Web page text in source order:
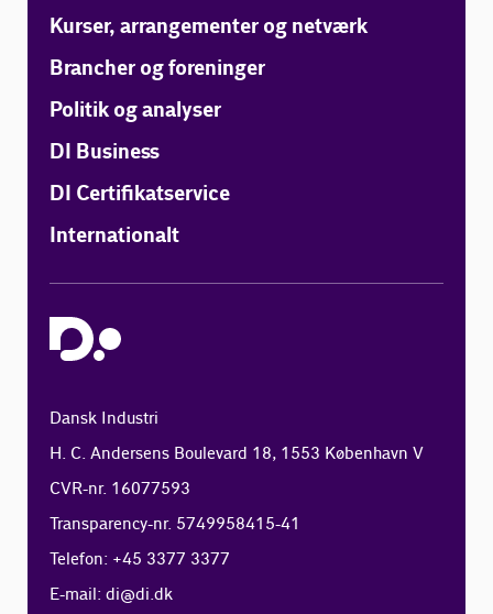
Kurser, arrangementer og netværk
Brancher og foreninger
Politik og analyser
DI Business
DI Certifikatservice
Internationalt
Dansk Industri
H. C. Andersens Boulevard 18, 1553 København V
CVR-nr. 16077593
Transparency-nr. 5749958415-41
Telefon: +45 3377 3377
E-mail:di@di.dk